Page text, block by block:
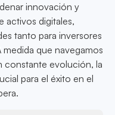
innovación y
activos digitales,
tanto para inversores
que navegamos
constante evolución, la
para el éxito en el